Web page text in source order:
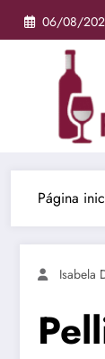
Pular
para
06/08/
Página
Isabela